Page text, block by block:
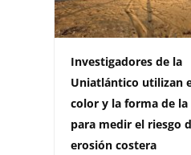
Investigadores de la
Uniatlántico utilizan
color y la forma de la
para medir el riesgo
erosión costera